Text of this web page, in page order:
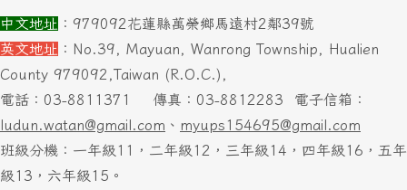
中文地址 ：979092花蓮縣萬榮鄉馬遠村2鄰39號
英文地址 ：No.39, Mayuan, Wanrong Township, Hualien
County 979092,Taiwan (R.O.C.),
電話：03-8811371 傳真：03-8812283 電子信箱：
ludun.watan@gmail.com 、 myups154695@gmail.com
班級分機：一年級11，二年級12，三年級14，四年級16，五年
級13，六年級15。